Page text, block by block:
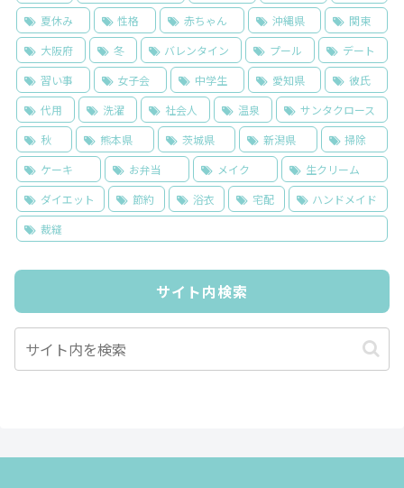
夏休み
性格 赤ちゃん 沖縄県
関東
大阪府
冬 バレンタイン プール
デート
習い事
女子会 中学生 愛知県
彼氏
代用
洗濯 社会人 温泉
サンタクロース
秋
熊本県 茨城県 新潟県
掃除
ケーキ
お弁当 メイク
生クリーム
ダイエット
節約 浴衣 宅配
ハンドメイド
裁縫
サイト内検索